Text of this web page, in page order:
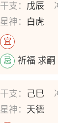
干支： 戊辰
星神： 白虎
宜
忌
祈福 求嗣
干支： 己巳
星神： 天德